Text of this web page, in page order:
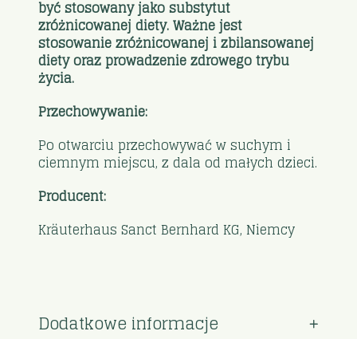
być stosowany jako substytut
zróżnicowanej diety. Ważne jest
stosowanie zróżnicowanej i zbilansowanej
diety oraz prowadzenie zdrowego trybu
życia.
Przechowywanie:
Po otwarciu przechowywać w suchym i
ciemnym miejscu, z dala od małych dzieci.
Producent:
Kräuterhaus Sanct Bernhard KG, Niemcy
Dodatkowe informacje